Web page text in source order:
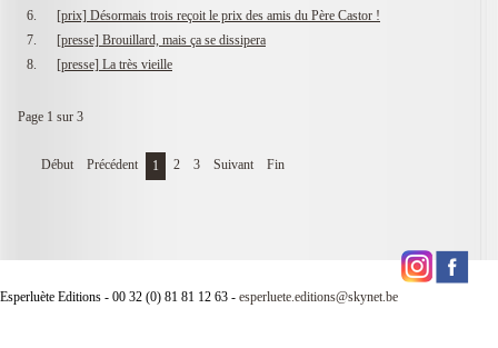
[prix] Désormais trois reçoit le prix des amis du Père Castor !
[presse] Brouillard, mais ça se dissipera
[presse] La très vieille
Page 1 sur 3
Début Précédent 1 2 3 Suivant Fin
Esperluète Editions - 00 32 (0) 81 81 12 63 - esperluete.editions@skynet.be